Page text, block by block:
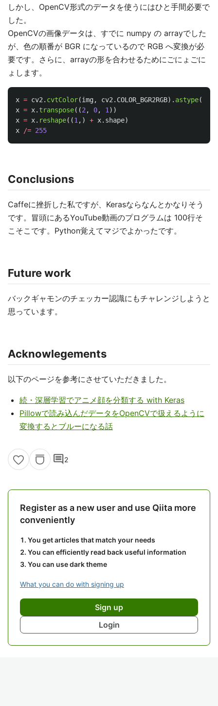
しかし、OpenCV形式のデータを使うにはひと手間必要で
した。
OpenCVの画像データは、すでに numpy の arrayでした
が、色の順番が BGR になっているので RGB へ変換が必
要です。さらに、arrayの形を合わせるためにごにょごに
ょします。
x = cv2 . cvtColor(img, cv2 . COLOR_BGR2RGB). astype(
x = x. transpose((2 , 0, 1 ))
x = x. reshape((1 ,) + x. shape)
x
/= 255
Conclusions
Caffeに挫折した私ですが、Kerasならなんとかなりそう
です。冒頭にあるYouTube動画のプログラムは 100行そ
こそこです。Python覚えてマジでよかったです。
Future work
バックギャモンのチェッカー認識にもチャレンジしようと
思っています。
Acknowlegements
以下のページを参考にさせていただきました。
続・深層学習でアニメ顔を分類する with Keras
Pillowで読み込んだデータをOpenCVで扱えるように
変換するとブルーになる話
comment2
Register as a new user and use Qiita more
conveniently
You get articles that match your needs
You can efficiently read back useful information
You can use dark theme
What you can do with signing up
Sign up
Login